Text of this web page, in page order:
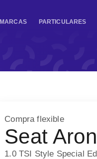
MARCAS PARTICULARES
Compra flexible
Seat
1.0 TSI Style Special